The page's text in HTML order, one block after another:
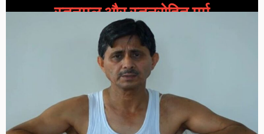
स्तनमूल और स्तनरोहित मर्म